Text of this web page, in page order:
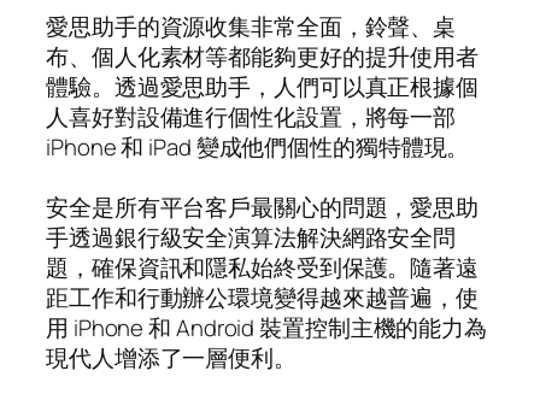
愛思助手的資源收集非常全面，鈴聲、桌
布、個人化素材等都能夠更好的提升使用者
體驗。透過愛思助手，人們可以真正根據個
人喜好對設備進行個性化設置，將每一部
iPhone 和 iPad 變成他們個性的獨特體現。
安全是所有平台客戶最關心的問題，愛思助
手透過銀行級安全演算法解決網路安全問
題，確保資訊和隱私始終受到保護。隨著遠
距工作和行動辦公環境變得越來越普遍，使
用 iPhone 和 Android 裝置控制主機的能力為
現代人增添了一層便利。